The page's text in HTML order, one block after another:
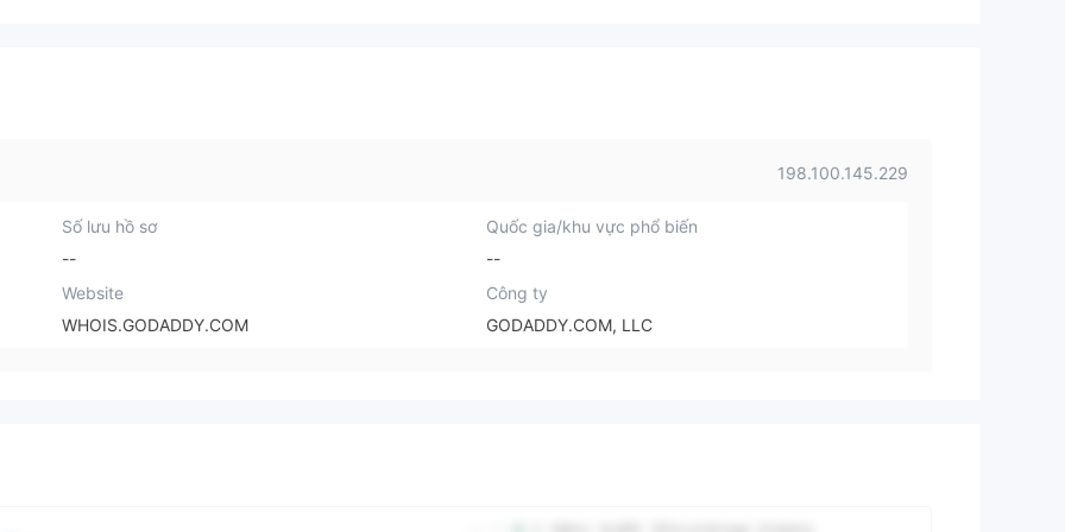
198.100.145.229
Số lưu hồ sơ
--
Quốc gia/khu vực phổ biến
--
Website
WHOIS.GODADDY.COM
Công ty
GODADDY.COM, LLC